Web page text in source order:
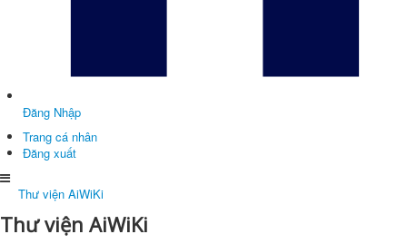
Đăng Nhập
Trang cá nhân
Đăng xuất
Thư viện AiWiKi
Thư viện AiWiKi